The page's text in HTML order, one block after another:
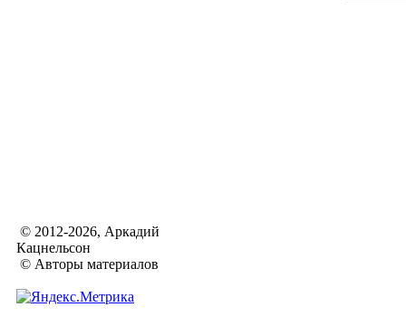
© 2012-2026, Аркадий
Кацнельсон
© Авторы материалов